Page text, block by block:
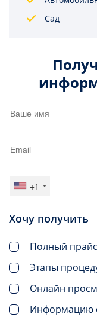
Сад
+1
Хочу получить
Полный
Этапы
Онлайн
Информацию